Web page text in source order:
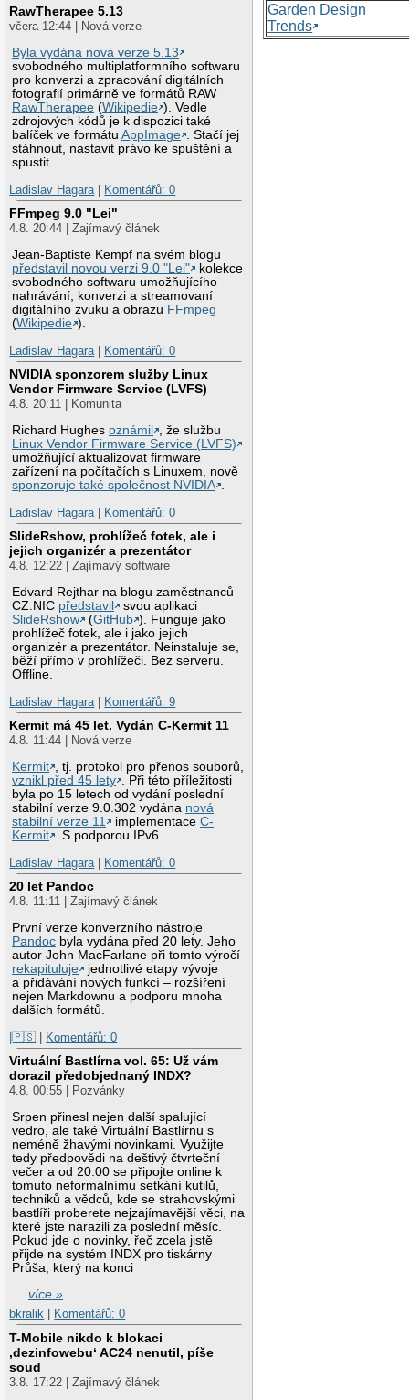
RawTherapee 5.13
včera 12:44 | Nová verze
Byla vydána nová verze 5.13
svobodného multiplatformního softwaru
pro konverzi a zpracování digitálních
fotografií primárně ve formátů RAW
RawTherapee (Wikipedie ). Vedle
zdrojových kódů je k dispozici také
balíček ve formátuAppImage . Stačí jej
stáhnout, nastavit právo ke spuštění a
spustit.
Ladislav Hagara
Komentářů: 0
FFmpeg 9.0 "Lei"
4.8. 20:44 | Zajímavý článek
Jean-Baptiste Kempf na svém blogu
představil novou verzi 9.0 "Lei"
kolekce
svobodného softwaru umožňujícího
nahrávání, konverzi a streamovaní
digitálního zvuku a obrazu FFmpeg
(Wikipedie ).
Ladislav Hagara
Komentářů: 0
NVIDIA sponzorem služby Linux
Vendor Firmware Service (LVFS)
4.8. 20:11 | Komunita
Richard Hughesoznámil
, že službu
Linux Vendor Firmware Service (LVFS)
umožňující aktualizovat firmware
zařízení na počítačích s Linuxem, nově
sponzoruje také společnost NVIDIA .
Ladislav Hagara | Komentářů: 0
SlideRshow, prohlížeč fotek, ale i
jejich organizér a prezentátor
4.8. 12:22 | Zajímavý software
Edvard Rejthar na blogu zaměstnanců
CZ.NIC představil
svou aplikaci
SlideRshow
(GitHub ). Funguje jako
prohlížeč fotek, ale i jako jejich
organizér a prezentátor. Neinstaluje se,
běží přímo v prohlížeči. Bez serveru.
Offline.
Ladislav Hagara | Komentářů: 9
Kermit má 45 let. Vydán C-Kermit 11
4.8. 11:44 | Nová verze
Kermit , tj. protokol pro přenos souborů,
vznikl před 45 lety . Při této příležitosti
byla po 15 letech od vydání poslední
stabilní verze 9.0.302 vydána nová
stabilní verze 11
implementaceC-
Kermit . S podporou IPv6.
Ladislav Hagara | Komentářů: 0
20 let Pandoc
4.8. 11:11 | Zajímavý článek
První verze konverzního nástroje
Pandoc byla vydána před 20 lety. Jeho
autor John MacFarlane při tomto výročí
rekapituluje
jednotlivé etapy vývoje
a přidávání nových funkcí – rozšíření
nejen Markdownu a podporu mnoha
dalších formátů.
|🇵🇸 | Komentářů: 0
Virtuální Bastlírna vol. 65: Už vám
dorazil předobjednaný INDX?
4.8. 00:55 | Pozvánky
Srpen přinesl nejen další spalující
vedro, ale také Virtuální Bastlírnu s
neméně žhavými novinkami. Využijte
tedy předpovědi na deštivý čtvrteční
večer a od 20:00 se připojte online k
tomuto neformálnímu setkání kutilů,
techniků a vědců, kde se strahovskými
bastlíři proberete nejzajímavější věci, na
které jste narazili za poslední měsíc.
Pokud jde o novinky, řeč zcela jistě
přijde na systém INDX pro tiskárny
Průša, který na konci
…více »
bkralik
Komentářů: 0
T-Mobile nikdo k blokaci
‚dezinfowebu‘ AC24 nenutil, píše
soud
3.8. 17:22 | Zajímavý článek
Garden Design
Trends